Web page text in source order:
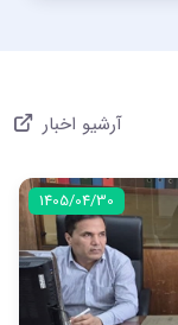
آرشیو اخبار
1405/04/30